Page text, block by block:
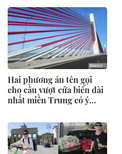
Hai phương án tên gọi
cho cầu vượt cửa biển dài
nhất miền Trung có ý